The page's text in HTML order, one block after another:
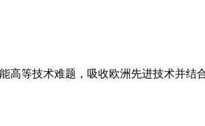
高等技术难题，吸收欧洲先进技术并